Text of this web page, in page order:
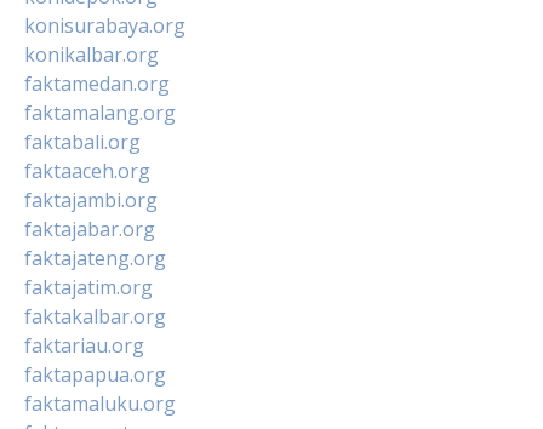
konisurabaya.org
konikalbar.org
faktamedan.org
faktamalang.org
faktabali.org
faktaaceh.org
faktajambi.org
faktajabar.org
faktajateng.org
faktajatim.org
faktakalbar.org
faktariau.org
faktapapua.org
faktamaluku.org